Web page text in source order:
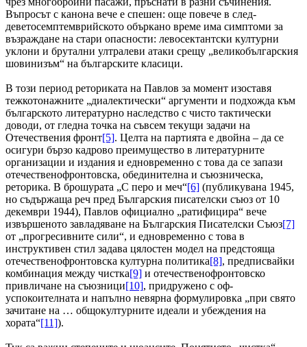
Въпросът с канона вече е спешен: още повече в след-
деветосемптемврийското объркано време има симптоми за
възраждане на стари опасности: левосектантски културни
уклони и брутални ултралеви атаки срещу „великобългарския
шовинизъм“ на българските класици.
В този период реториката на Павлов за момент изоставя
тежкотонажните „диалектически“ аргументи и подхожда към
българското литературно наследство с чисто тактически
доводи, от гледна точка на съвсем текущи задачи на
Отечествения фронт[5]. Целта на партията е двойна – да се
осигури бързо кадрово преимущество в литературните
организации и издания и едновременно с това да се запази
отечественофронтовска, обединителна и съюзническа,
реторика. В брошурата „С перо и меч“[6] (публикувана 1945,
но съдържаща реч пред Българския писателски съюз от 10
декември 1944), Павлов официално „ратифицира“ вече
извършеното завладяване на Българския Писателски Съюз[7]
от „прогресивните сили“, и едновременно с това в
инструктивен стил задава цялостен модел на предстояща
отечественофронтовска културна политика[8], предписвайки
комбинация между чистка[9] и отечественофронтовско
привличане на съюзници[10], придружено с оф-
успокоителната и напълно невярна формулировка „при свято
зачитане на … общокултурните идеали и убеждения на
хората“[11]).